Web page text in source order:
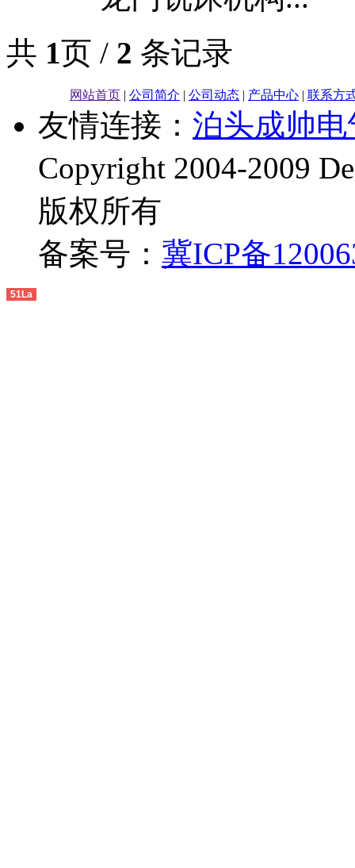
共 1页 / 2 条记录
网站首页 | 公司简介 | 公司动态 | 产品中心 | 联系方
友情连接： 泊头成帅
Copyright 2004-2009
版权所有
备案号： 冀ICP备
51La